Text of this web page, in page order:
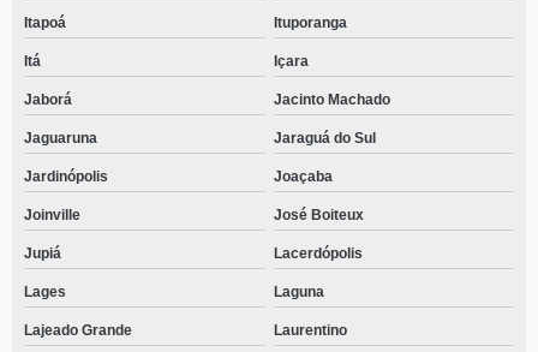
Itapoá Ituporanga
Itá Içara
Jaborá Jacinto Machado
Jaguaruna Jaraguá do Sul
Jardinópolis Joaçaba
Joinville José Boiteux
Jupiá Lacerdópolis
Lages Laguna
Lajeado Grande Laurentino